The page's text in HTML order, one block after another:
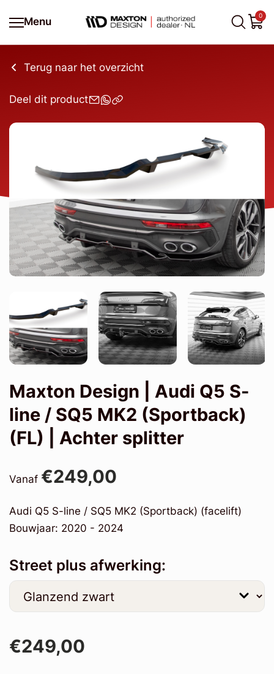
Menu
0
Terug naar het overzicht
Deel dit product
Maxton Design | Audi Q5 S-
line / SQ5 MK2 (Sportback)
(FL) | Achter splitter
Vanaf €249,00
Audi Q5 S-line / SQ5 MK2 (Sportback) (facelift)
Bouwjaar: 2020 - 2024
Street plus afwerking:
€249,00